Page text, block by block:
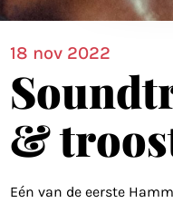
18 nov 2022
&
Eén van de eerste